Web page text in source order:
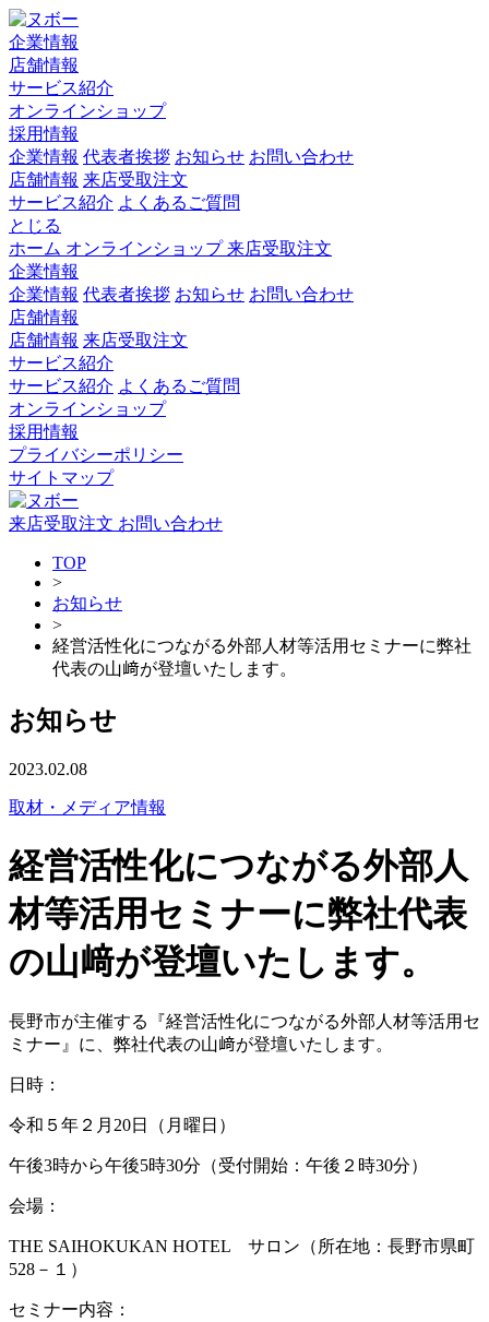
企業情報
店舗情報
サービス紹介
オンラインショップ
採用情報
企業情報 代表者挨拶 お知らせ お問い合わせ
店舗情報 来店受取注文
サービス紹介 よくあるご質問
とじる
ホーム オンラインショップ来店受取注文
企業情報
企業情報 代表者挨拶 お知らせ お問い合わせ
店舗情報
店舗情報 来店受取注文
サービス紹介
サービス紹介 よくあるご質問
オンラインショップ
採用情報
プライバシーポリシー
サイトマップ
来店受取注文 お問い合わせ
TOP
>
お知らせ
>
経営活性化につながる外部人材等活用セミナーに弊社
代表の山﨑が登壇いたします。
お知らせ
2023.02.08
取材・メディア情報
経営活性化につながる外部人
材等活用セミナーに弊社代表
の山﨑が登壇いたします。
長野市が主催する『経営活性化につながる外部人材等活用セ
ミナー』に、弊社代表の山﨑が登壇いたします。
日時：
令和５年２月20日（月曜日）
午後3時から午後5時30分（受付開始：午後２時30分）
会場：
THE SAIHOKUKAN HOTEL サロン（所在地：長野市県町
528－１）
セミナー内容：